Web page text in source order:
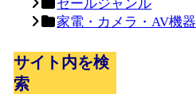
セールジャンル
家電・カメラ・AV機器
サイト内を検
索